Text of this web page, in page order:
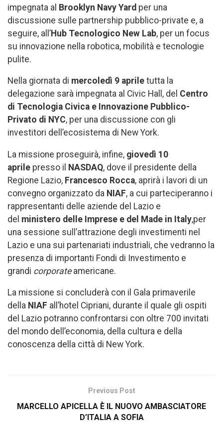
impegnata al Brooklyn Navy Yard per una
discussione sulle partnership pubblico-private e, a
seguire, all’Hub Tecnologico New Lab, per un focus
su innovazione nella robotica, mobilità e tecnologie
pulite.
Nella giornata di mercoledì 9 aprile tutta la
delegazione sarà impegnata al Civic Hall, del Centro
di Tecnologia Civica e Innovazione Pubblico-
Privato di NYC, per una discussione con gli
investitori dell’ecosistema di New York.
La missione proseguirà, infine, giovedì 10
aprile presso il NASDAQ, dove il presidente della
Regione Lazio, Francesco Rocca, aprirà i lavori di un
convegno organizzato da NIAF, a cui parteciperanno i
rappresentanti delle aziende del Lazio e
del ministero delle Imprese e del Made in Italy,per
una sessione sull’attrazione degli investimenti nel
Lazio e una sui partenariati industriali, che vedranno la
presenza di importanti Fondi di Investimento e
grandi corporateamericane.
La missione si concluderà con il Gala primaverile
della NIAF all’hotel Cipriani, durante il quale gli ospiti
del Lazio potranno confrontarsi con oltre 700 invitati
del mondo dell’economia, della cultura e della
conoscenza della città di New York.
Previous Post
MARCELLO APICELLA È IL NUOVO AMBASCIATORE
D’ITALIA A SOFIA